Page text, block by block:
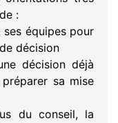
:
équipes pour
décision
décision déjà
sa mise
du conseil, la